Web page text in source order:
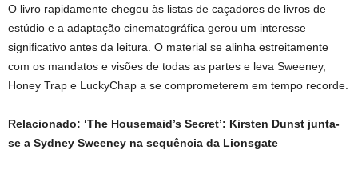
O livro rapidamente chegou às listas de caçadores de livros de
estúdio e a adaptação cinematográfica gerou um interesse
significativo antes da leitura. O material se alinha estreitamente
com os mandatos e visões de todas as partes e leva Sweeney,
Honey Trap e LuckyChap a se comprometerem em tempo recorde.
Relacionado: ‘The Housemaid’s Secret’: Kirsten Dunst junta-
se a Sydney Sweeney na sequência da Lionsgate